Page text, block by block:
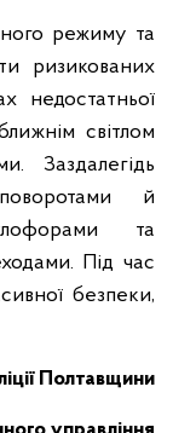
режиму та
ризикованих
недостатньої
світлом
Заздалегідь
й
та
Під час
безпеки,
Полтавщини